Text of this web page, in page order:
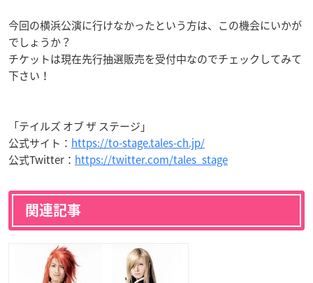
今回の横浜公演に行けなかったという方は、この機会にいかが
でしょうか？
チケットは現在先行抽選販売を受付中なのでチェックしてみて
下さい！
「テイルズ オブ ザ ステージ」
公式サイト： https://to-stage.tales-ch.jp/
公式Twitter： https://twitter.com/tales_stage
関連記事